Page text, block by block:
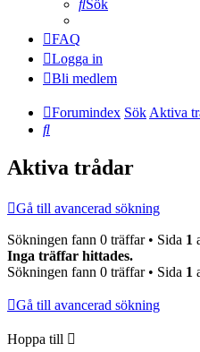
Sök
FAQ
Logga in
Bli medlem
Forumindex SökAktiva
Sök
Aktiva trådar
Gå till avancerad sökning
Sökningen fann 0 träffar • Sida 1
Inga träffar hittades.
Sökningen fann 0 träffar • Sida 1
Gå till avancerad sökning
Hoppa till